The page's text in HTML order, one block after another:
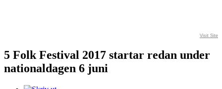
Visit Site
5 Folk Festival 2017 startar redan under
nationaldagen 6 juni